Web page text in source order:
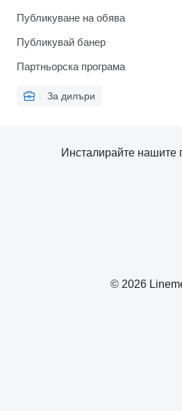
Публикуване на обява
Публикувай банер
Партньорска програма
За дилъри
© 2026
Инсталирайте нашите